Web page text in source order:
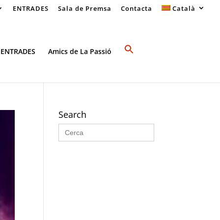
ENTRADES Sala de Premsa Contacta Català
Amics de La Passió
Search
Search
for: